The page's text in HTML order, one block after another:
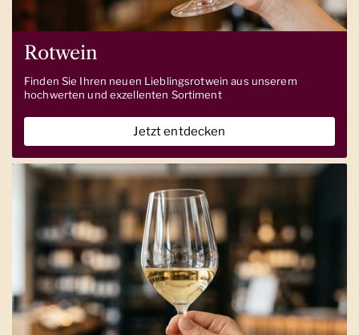
Rotwein
Finden Sie Ihren neuen Lieblingsrotwein aus unserem
hochwerten und exzellenten Sortiment
Jetzt entdecken